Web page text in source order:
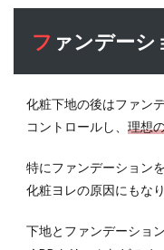
ファンデー
化粧下地の後はファン
コントロールし、 理想
特にファンデーション
化粧ヨレの原因にもなり
下地とファンデーショ